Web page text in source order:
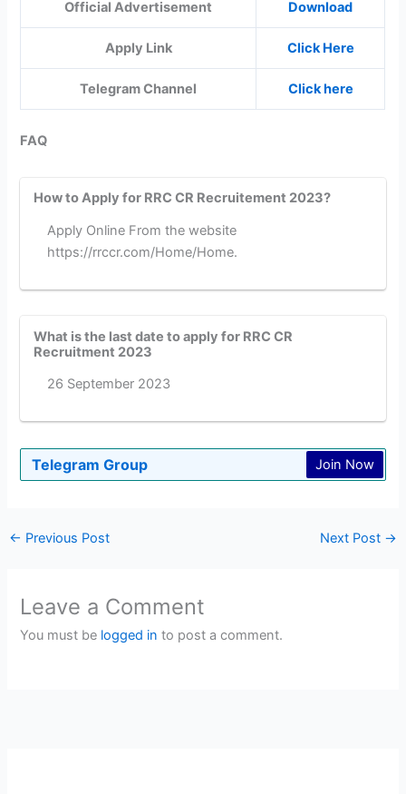
Official Advertisement Download
Apply Link Click Here
Telegram Channel Click here
FAQ
How to Apply for RRC CR Recruitement 2023?
Apply Online From the website
https://rrccr.com/Home/Home.
What is the last date to apply for RRC CR
Recruitment 2023
26 September 2023
Telegram Group Join Now
← Previous Post Next Post →
Leave a Comment
You must be logged in to post a comment.